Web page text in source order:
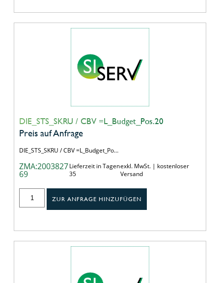
DIE_STS_SKRU / CBV =L_Budget_Pos.20
Preis auf Anfrage
DIE_STS_SKRU / CBV =L_Budget_Po…
ZMA:2003827
69
Lieferzeit in Tagen
35
exkl. MwSt. | kostenloser
Versand
ZUR ANFRAGE HINZUFÜGEN